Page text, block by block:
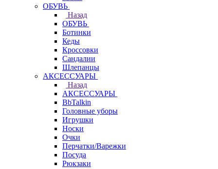
ОБУВЬ
Назад
ОБУВЬ
Ботинки
Кеды
Кроссовки
Сандалии
Шлепанцы
АКСЕССУАРЫ
Назад
АКСЕССУАРЫ
BbTalkin
Головные уборы
Игрушки
Носки
Очки
Перчатки/Варежки
Посуда
Рюкзаки